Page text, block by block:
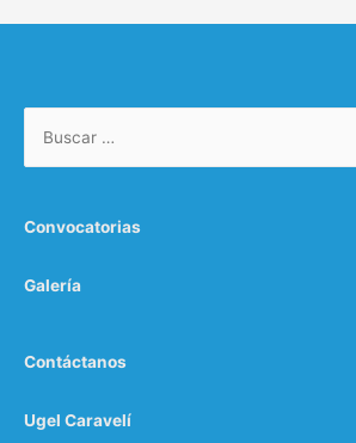
Convocatorias
Galería
Contáctanos
Ugel Caravelí